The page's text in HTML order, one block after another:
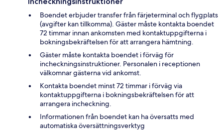
Boendet erbjuder transfer från färjeterminal och flygplats
(avgifter kan tillkomma). Gäster måste kontakta boendet
72 timmar innan ankomsten med kontaktuppgifterna i
bokningsbekräftelsen för att arrangera hämtning.
Gäster måste kontakta boendet i förväg för
incheckningsinstruktioner. Personalen i receptionen
välkomnar gästerna vid ankomst.
Kontakta boendet minst 72 timmar i förväg via
kontaktuppgifterna i bokningsbekräftelsen för att
arrangera incheckning.
Informationen från boendet kan ha översatts med
automatiska översättningsverktyg